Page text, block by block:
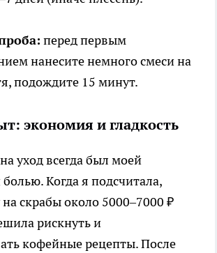
перед первым
нанесите немного смеси на
подождите 15 минут.
экономия и гладкость
уход всегда был моей
Когда я подсчитала,
на скрабы около 5000–7000 ₽
рискнуть и
кофейные рецепты. После